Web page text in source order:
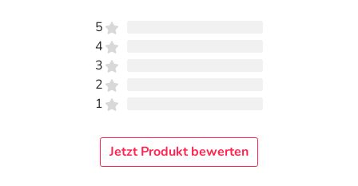
Kneipp® Weißdorn Dragees sind nicht geeignet für die
Anwendung bei Kindern und Jugendlichen unter 18
Jahren. Bitte nehmen Sie die Tabletten eine Stunde vor
oder nach den Mahlzeiten und mit ausreichend
5
4
3
2
1
Jetzt Produkt bewerten